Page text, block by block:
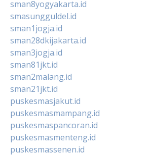
sman8yogyakarta.id
smasungguldel.id
sman1jogja.id
sman28dkijakarta.id
sman3jogja.id
sman81jkt.id
sman2malang.id
sman21jkt.id
puskesmasjakut.id
puskesmasmampang.id
puskesmaspancoran.id
puskesmasmenteng.id
puskesmassenen.id